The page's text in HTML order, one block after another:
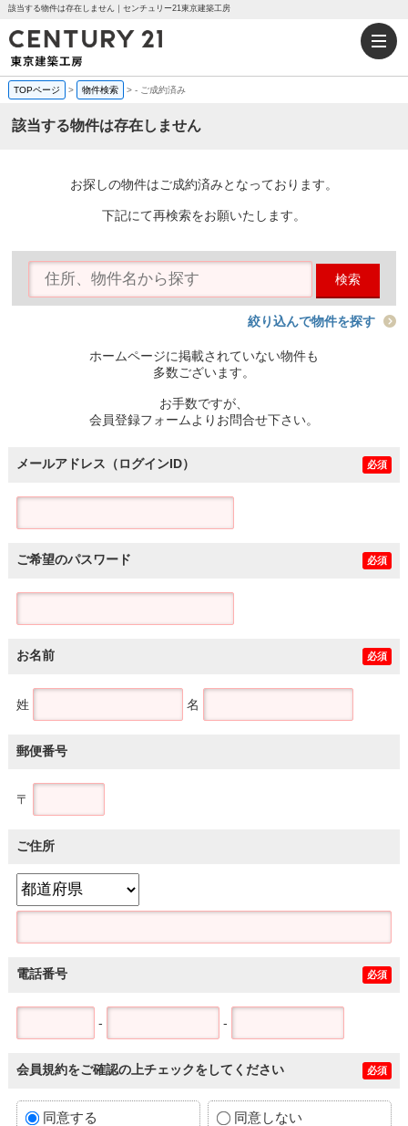
該当する物件は存在しません｜センチュリー21東京建築工房
TOPページ > 物件検索 >- ご成約済み
該当する物件は存在しません
お探しの物件はご成約済みとなっております。
下記にて再検索をお願いたします。
検索
絞り込んで物件を探す
ホームページに掲載されていない物件も
多数ございます。
お手数ですが、
会員登録フォームよりお問合せ下さい。
メールアドレス（ログインID） 必須
ご希望のパスワード 必須
お名前 必須
姓 名
郵便番号
〒
ご住所
電話番号 必須
- -
会員規約をご確認の上チェックをしてください 必須
同意する 同意しない